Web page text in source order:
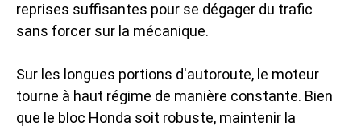
reprises suffisantes pour se dégager du trafic
sans forcer sur la mécanique.
Sur les longues portions d'autoroute, le moteur
tourne à haut régime de manière constante. Bien
que le bloc Honda soit robuste, maintenir la